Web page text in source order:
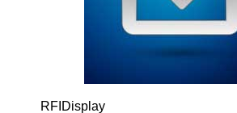
RFIDisplay